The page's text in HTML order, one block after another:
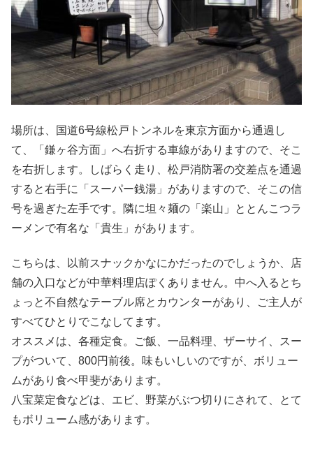
場所は、国道6号線松戸トンネルを東京方面から通過し
て、「鎌ヶ谷方面」へ右折する車線がありますので、そこ
を右折します。しばらく走り、松戸消防署の交差点を通過
すると右手に「スーパー銭湯」がありますので、そこの信
号を過ぎた左手です。隣に坦々麺の「楽山」ととんこつラ
ーメンで有名な「貴生」があります。
こちらは、以前スナックかなにかだったのでしょうか、店
舗の入口などが中華料理店ぽくありません。中へ入るとち
ょっと不自然なテーブル席とカウンターがあり、ご主人が
すべてひとりでこなしてます。
オススメは、各種定食。ご飯、一品料理、ザーサイ、スー
プがついて、800円前後。味もいしいのですが、ボリュー
ムがあり食べ甲斐があります。
八宝菜定食などは、エビ、野菜がぶつ切りにされて、とて
もボリューム感があります。